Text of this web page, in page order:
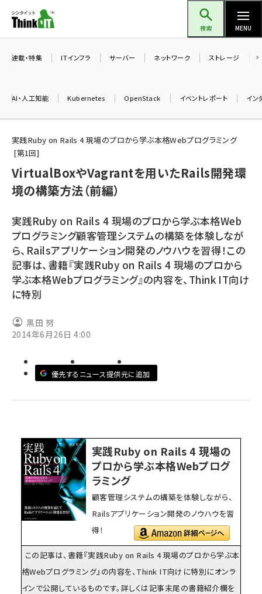
ン
ツ
検索 MENU
iot女子会 (2279)
北海道をのんびり旅する晴山佳須夫のヒント集！ (2034)
drupal (1955)
genai (1483)
abc123 (1358)
ai crunch (1353)
連載・特集 ITインフラ サーバー ネットワーク ストレージ
AI・人工知能 Kubernetes OpenStack イベントレポート イン
実践Ruby on Rails 4 現場のプロから学ぶ本格Webプログラミング
第1回
VirtualBoxやVagrantを用いたRails開発環
境の構築方法（前編）
実践Ruby on Rails 4 現場のプロから学ぶ本格Web
プログラミング顧客管理システムの構築を体験しなが
ら、Railsアプリケーション開発のノウハウを習得！この
記事は、書籍『実践Ruby on Rails 4 現場のプロから
学ぶ本格Webプログラミング』の内容を、Think IT向け
に特別
黒田 努
2014年6月26日 4:00
優先するニュース提供元に追加
実践Ruby on Rails 4 現場の
プロから学ぶ本格Webプログ
ラミング
顧客管理システムの構築を体験しながら、
Railsアプリケーション開発のノウハウを習
得！
この記事は、書籍『実践Ruby on Rails 4 現場のプロから学ぶ本
格Webプログラミング』の内容を、Think IT向けに特別にオンラ
インで公開しているものです。詳しくは記事末尾の書籍紹介欄を